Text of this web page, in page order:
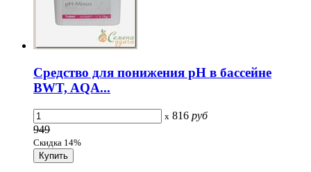
Средство для понижения pH в бассейне
BWT, AQA...
x 816 руб
949
Скидка 14%